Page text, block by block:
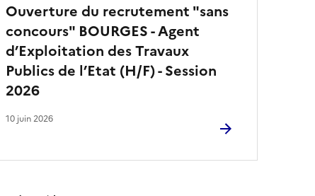
Ouverture du recrutement "sans
concours" BOURGES - Agent
d’Exploitation des Travaux
Publics de l’Etat (H/F) - Session
2026
10 juin 2026